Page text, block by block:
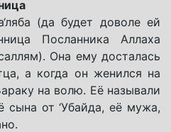
(да будет доволе ей
Посланника Аллаха
Она ему досталась
а когда он женился на
на волю. Её называли
от ‘Убайда, её мужа,